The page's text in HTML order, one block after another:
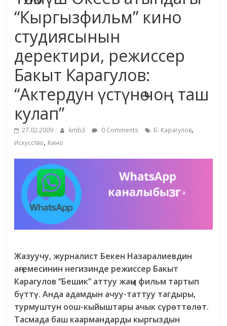
маданияты
жана
адабияты
“Кыргызфильм” кино
студиясынын
деректири, режиссер
Бакыт Карагулов:
“Актердун үстүнө чоң таш
кулап”
27.02.2009 kmb3 0 Comments Б. Карагулов,
Искусство, Кино
Жазуучу, журналист Бекен Назаралиевдин
аңгемесинин негизинде режиссер Бакыт
Карагулов “Бешик” аттуу жаңы фильм тартып
бүттү. Анда адамдын ачуу-таттуу тагдыры,
турмуштун оош-кыйыштары ачык сүрөттөлөт.
Тасмада баш каармандарды кыргыздын